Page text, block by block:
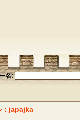
名:
：japajka